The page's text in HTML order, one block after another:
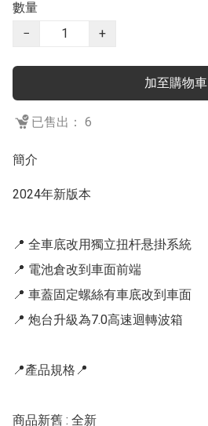
數量
−
+
加至購物車
已售出： 6
簡介
2024年新版本
📍 全車底改用獨立扭杆悬掛系統
📍 電池倉改到車面前端
📍 車蓋固定螺絲有車底改到車面
📍 炮台升級為7.0高速迴轉波箱
📍產品規格📍
商品新舊 : 全新